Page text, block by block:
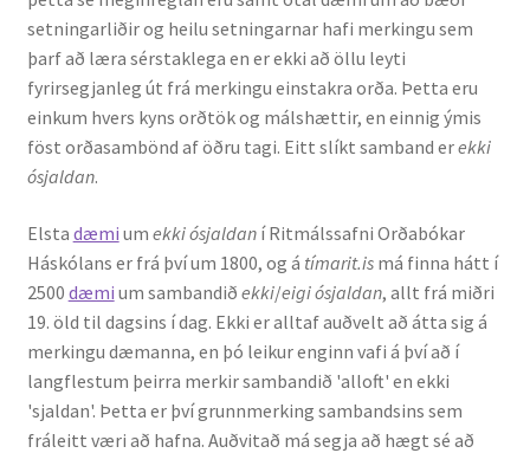
Bækur
Önnur ritverk
Ritrýndar greinar
Málfarspistlar
Fræðilegir fyrirlestrar
Ýmis erindi
setningarliðir og heilu setningarnar hafi merkingu sem
þarf að læra sérstaklega en er ekki að öllu leyti
fyrirsegjanleg út frá merkingu einstakra orða. Þetta eru
einkum hvers kyns orðtök og málshættir, en einnig ýmis
föst orðasambönd af öðru tagi. Eitt slíkt samband erekki
ósjaldan.
Elsta dæmi um ekki ósjaldan í Ritmálssafni Orðabókar
Háskólans er frá því um 1800, og á tímarit.ismá finna hátt í
2500 dæmi um sambandið ekki/eigi ósjaldan, allt frá miðri
19. öld til dagsins í dag. Ekki er alltaf auðvelt að átta sig á
merkingu dæmanna, en þó leikur enginn vafi á því að í
langflestum þeirra merkir sambandið 'alloft' en ekki
'sjaldan'. Þetta er því grunnmerking sambandsins sem
fráleitt væri að hafna. Auðvitað má segja að hægt sé að